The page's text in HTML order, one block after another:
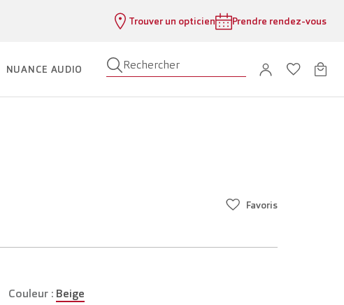
Trouver un opticien Prendre rendez-vous
NUANCE AUDIO Rechercher
Favoris
Couleur : Beige